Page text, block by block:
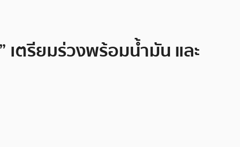
เตรียมร่วงพร้อมน้ำมัน และ